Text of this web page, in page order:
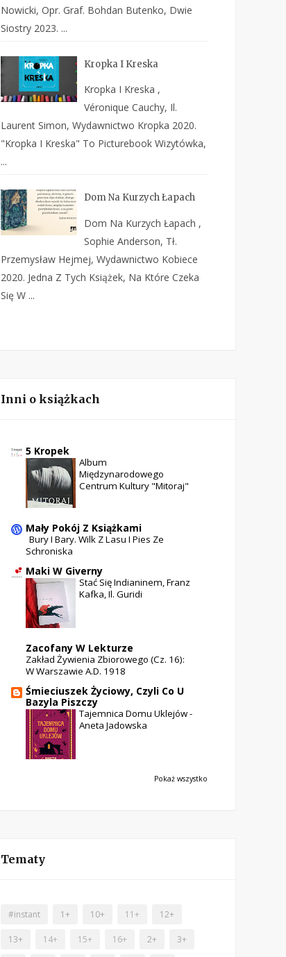
Nowicki, Opr. Graf. Bohdan Butenko, Dwie
Siostry 2023. ...
Kropka I Kreska
Kropka I Kreska ,
Véronique Cauchy, Il.
Laurent Simon, Wydawnictwo Kropka 2020.
"Kropka I Kreska" To Picturebook Wizytówka,
...
Dom Na Kurzych Łapach
Dom Na Kurzych Łapach ,
Sophie Anderson, Tł.
Przemysław Hejmej, Wydawnictwo Kobiece
2020. Jedna Z Tych Książek, Na Które Czeka
Się W ...
Inni o książkach
5 Kropek
Album
Międzynarodowego
Centrum Kultury "Mitoraj"
Mały Pokój Z Książkami
Bury I Bary. Wilk Z Lasu I Pies Ze
Schroniska
Maki W Giverny
Stać Się Indianinem, Franz
Kafka, Il. Guridi
Zacofany W Lekturze
Zakład Żywienia Zbiorowego (cz. 16):
W Warszawie A.D. 1918
Śmieciuszek Życiowy, Czyli Co U
Bazyla Piszczy
Tajemnica Domu Uklejów -
Aneta Jadowska
Pokaż wszystko
Tematy
#instant 1+ 10+ 11+ 12+
13+ 14+ 15+ 16+ 2+ 3+